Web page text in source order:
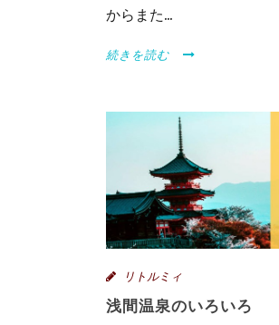
からまた...
続きを読む
リトルミィ
浅間温泉のいろいろ